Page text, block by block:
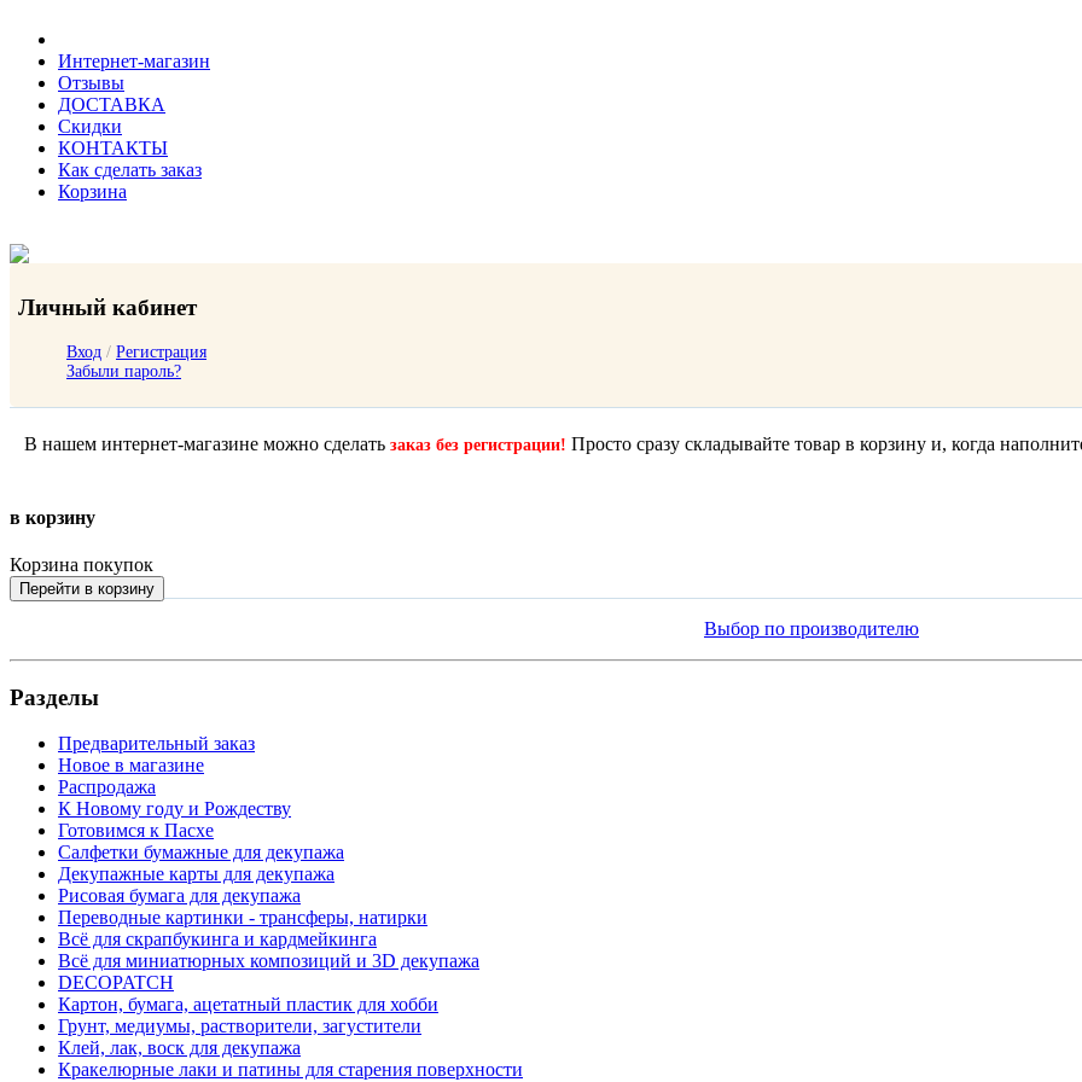
Интернет-магазин
Отзывы
ДОСТАВКА
Скидки
КОНТАКТЫ
Как сделать заказ
Корзина
Личный кабинет
Вход / Регистрация
Забыли пароль?
В нашем интернет-магазине можно сделать заказ без регистрации! Просто сразу складывайте товар в корзину и, когда
в корзину
Корзина покупок
Перейти в корзину
Выбор по производителю
Разделы
Предварительный заказ
Новое в магазине
Распродажа
К Новому году и Рождеству
Готовимся к Пасхе
Салфетки бумажные для декупажа
Декупажные карты для декупажа
Рисовая бумага для декупажа
Переводные картинки - трансферы, натирки
Всё для скрапбукинга и кардмейкинга
Всё для миниатюрных композиций и 3D декупажа
DECOPATCH
Картон, бумага, ацетатный пластик для хобби
Грунт, медиумы, растворители, загустители
Клей, лак, воск для декупажа
Кракелюрные лаки и патины для старения поверхности